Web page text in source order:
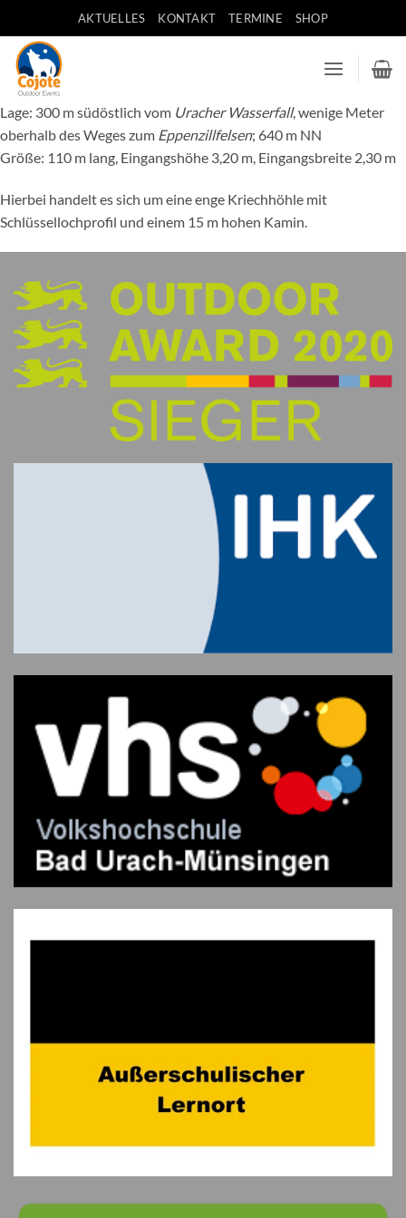
Inhalt
springen
AKTUELLES KONTAKT TERMINE SHOP
Lage: 300 m südöstlich vom Uracher Wasserfall, wenige Meter
oberhalb des Weges zum Eppenzillfelsen; 640 m NN
Größe: 110 m lang, Eingangshöhe 3,20 m, Eingangsbreite 2,30 m
Hierbei handelt es sich um eine enge Kriechhöhle mit
Schlüssellochprofil und einem 15 m hohen Kamin.